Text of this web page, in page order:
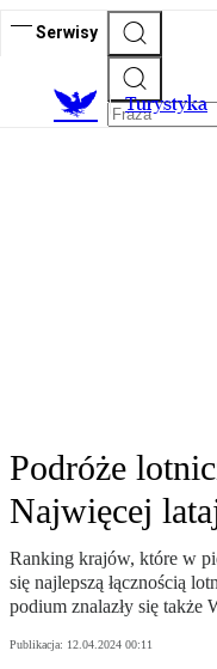
Serwisy
Turystyka
Podróże
Najwięcej
Ranking krajów, które w
się najlepszą łącznością
podium znalazły się także
Publikacja: 12.04.2024 00:11